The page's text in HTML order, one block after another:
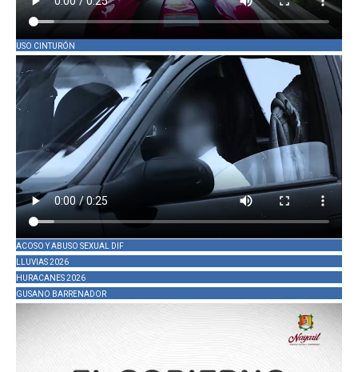
USO CINTURÓN
ACOSO Y ABUSO SEXUAL DIF
LLUVIAS 2026
HURACANES 2026
GUSANO BARRENADOR